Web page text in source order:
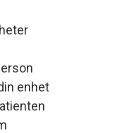
enhet